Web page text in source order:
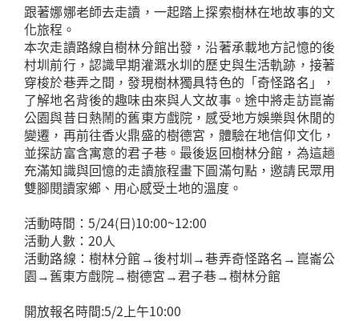
跟著娜娜老師去走讀，一起踏上探索樹林在地故事的文
化旅程。
本次走讀路線自樹林分館出發，沿著承載地方記憶的後
村圳前行，認識早期灌溉水圳的歷史與生活軌跡，接著
穿梭於巷弄之間，發現樹林獨具特色的「奇怪路名」，
了解地名背後的趣味由來與人文故事。途中將走訪崑崙
公園與昔日熱鬧的舊東方戲院，感受地方娛樂與休閒的
變遷，再前往香火鼎盛的樹德宮，體驗在地信仰文化，
並探訪富含寓意的君子巷。最後返回樹林分館，為這趟
充滿知識與回憶的走讀旅程畫下圓滿句點，邀請民眾用
雙腳閱讀家鄉、用心感受土地的溫度。
活動時間：5/24(日)10:00~12:00
活動人數：20人
活動路線：樹林分館→後村圳→巷弄奇怪路名→崑崙公
園→舊東方戲院→樹德宮→君子巷→樹林分館
開放報名時間:5/2上午10:00